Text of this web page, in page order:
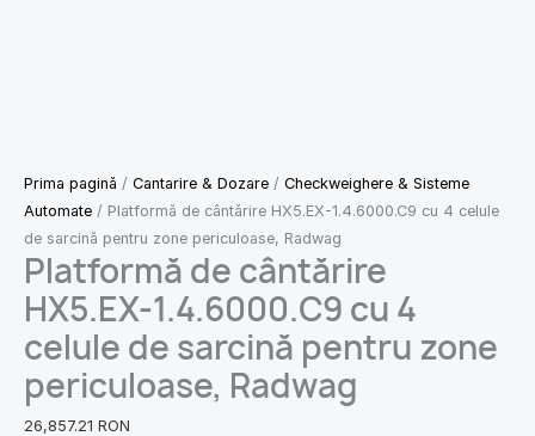
Prima pagină / Cantarire & Dozare / Checkweighere & Sisteme
Automate / Platformă de cântărire HX5.EX-1.4.6000.C9 cu 4 celule
de sarcină pentru zone periculoase, Radwag
Platformă de cântărire
HX5.EX-1.4.6000.C9 cu 4
celule de sarcină pentru zone
periculoase, Radwag
26,857.21 RON